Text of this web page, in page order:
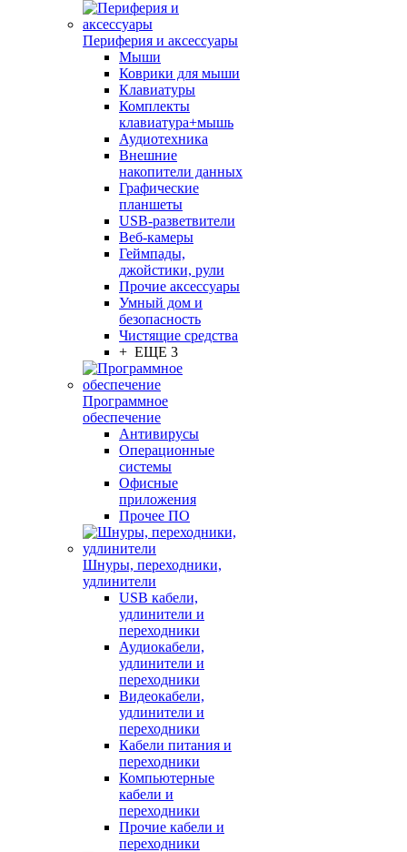
Периферия и аксессуары
Мыши
Коврики для мыши
Клавиатуры
Комплекты
клавиатура+мышь
Аудиотехника
Внешние
накопители данных
Графические
планшеты
USB-разветвители
Веб-камеры
Геймпады,
джойстики, рули
Прочие аксессуары
Умный дом и
безопасность
Чистящие средства
+ ЕЩЕ 3
Программное
обеспечение
Антивирусы
Операционные
системы
Офисные
приложения
Прочее ПО
Шнуры, переходники,
удлинители
USB кабели,
удлинители и
переходники
Аудиокабели,
удлинители и
переходники
Видеокабели,
удлинители и
переходники
Кабели питания и
переходники
Компьютерные
кабели и
переходники
Прочие кабели и
переходники